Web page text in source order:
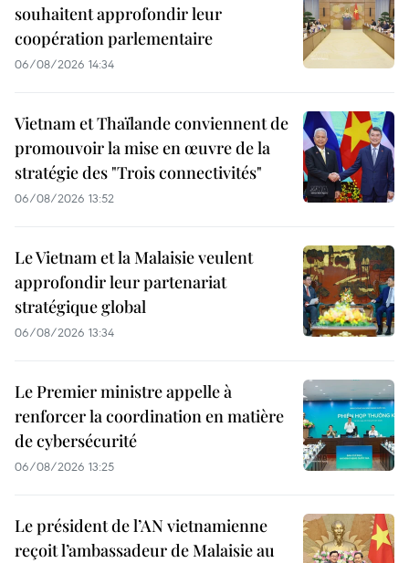
souhaitent approfondir leur
coopération parlementaire
06/08/2026 14:34
Vietnam et Thaïlande conviennent de
promouvoir la mise en œuvre de la
stratégie des "Trois connectivités"
06/08/2026 13:52
Le Vietnam et la Malaisie veulent
approfondir leur partenariat
stratégique global
06/08/2026 13:34
Le Premier ministre appelle à
renforcer la coordination en matière
de cybersécurité
06/08/2026 13:25
Le président de l’AN vietnamienne
reçoit l’ambassadeur de Malaisie au